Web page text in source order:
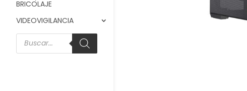
BRICOLAJE
VIDEOVIGILANCIA
Búsqueda
de
productos